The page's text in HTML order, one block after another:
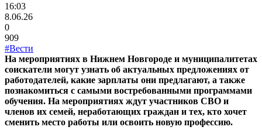
16:03
8.06.26
0
909
#Вести
На мероприятиях в Нижнем Новгороде и муниципалитетах
соискатели могут узнать об актуальных предложениях от
работодателей, какие зарплаты они предлагают, а также
познакомиться с самыми востребованными программами
обучения. На мероприятиях ждут участников СВО и
членов их семей, неработающих граждан и тех, кто хочет
сменить место работы или освоить новую профессию.